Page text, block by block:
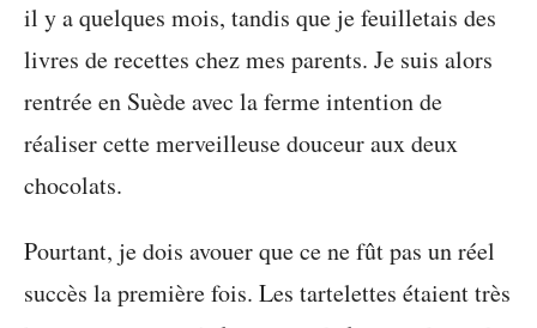
il y a quelques mois, tandis que je feuilletais des
livres de recettes chez mes parents. Je suis alors
rentrée en Suède avec la ferme intention de
réaliser cette merveilleuse douceur aux deux
chocolats.
Pourtant, je dois avouer que ce ne fût pas un réel
succès la première fois. Les tartelettes étaient très